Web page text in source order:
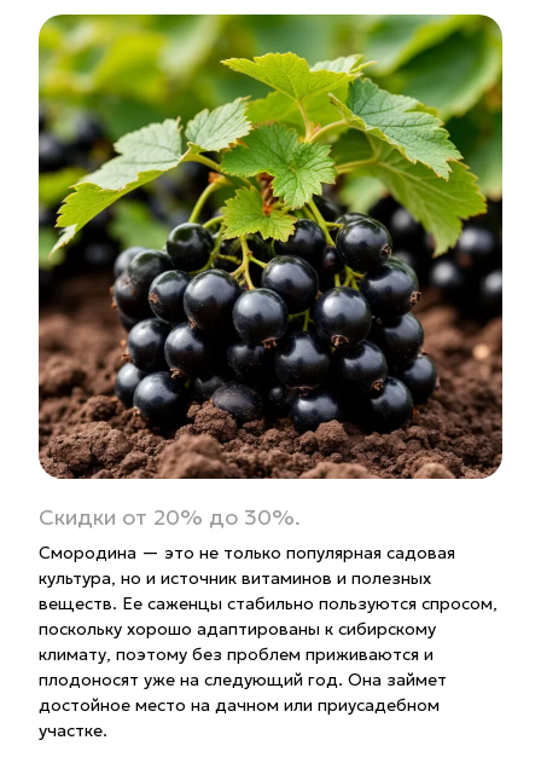
Скидки от 20% до 30%.
Смородина — это не только популярная садовая
культура, но и источник витаминов и полезных
веществ. Ее саженцы стабильно пользуются спросом,
поскольку хорошо адаптированы к сибирскому
климату, поэтому без проблем приживаются и
плодоносят уже на следующий год. Она займет
достойное место на дачном или приусадебном
участке.